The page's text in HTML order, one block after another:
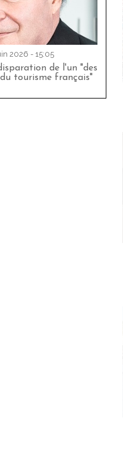
2026 - 15:05
de l'un "des
tourisme français"